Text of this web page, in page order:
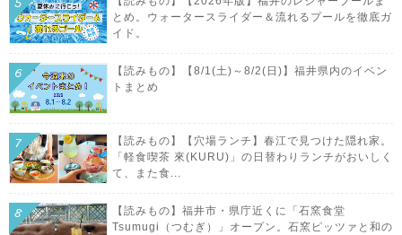
とめ。ウォータースライダー＆流れるプールを徹底ガ
イド。
【読みもの】【8/1(土)～8/2(日)】福井県内のイベン
トまとめ
【読みもの】【穴場ランチ】春江で見つけた隠れ家。
「軽食喫茶 來(KURU)」の日替わりランチがおいしく
て、また食...
【読みもの】福井市・県庁近くに「石窯食堂
Tsumugi（つむぎ）」オープン。石窯ピッツァと和の